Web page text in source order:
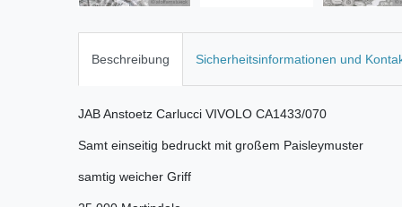
Beschreibung Sicherheitsinformationen und
JAB Anstoetz Carlucci VIVOLO CA1433/070
Samt einseitig bedruckt mit großem Paisleymuster
samtig weicher Griff